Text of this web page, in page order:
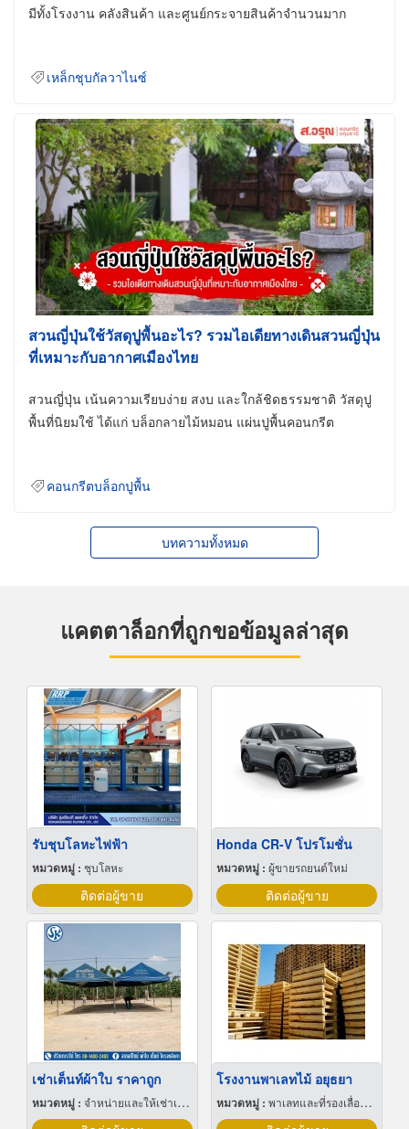
มีทั้งโรงงาน คลังสินค้า และศูนย์กระจายสินค้าจำนวนมาก
เหล็กชุบกัลวาไนซ์
สวนญี่ปุ่นใช้วัสดุปูพื้นอะไร? รวมไอเดียทางเดินสวนญี่ปุ่น
ที่เหมาะกับอากาศเมืองไทย
สวนญี่ปุ่น เน้นความเรียบง่าย สงบ และใกล้ชิดธรรมชาติ วัสดุปู
พื้นที่นิยมใช้ ได้แก่ บล็อกลายไม้หมอน แผ่นปูพื้นคอนกรีต
คอนกรีตบล็อกปูพื้น
บทความทั้งหมด
แคตตาล็อกที่ถูกขอข้อมูลล่าสุด
รับชุบโลหะไฟฟ้า
หมวดหมู่ : ชุบโลหะ
ติดต่อผู้ขาย
Honda CR-V โปรโมชั่น
หมวดหมู่ : ผู้ขายรถยนต์ใหม่
ติดต่อผู้ขาย
เช่าเต็นท์ผ้าใบ ราคาถูก
หมวดหมู่ : จำหน่ายและให้เช่าเต็นท์
โรงงานพาเลทไม้ อยุธยา
หมวดหมู่ : พาเลทและที่รองเลื่อนกะบะ